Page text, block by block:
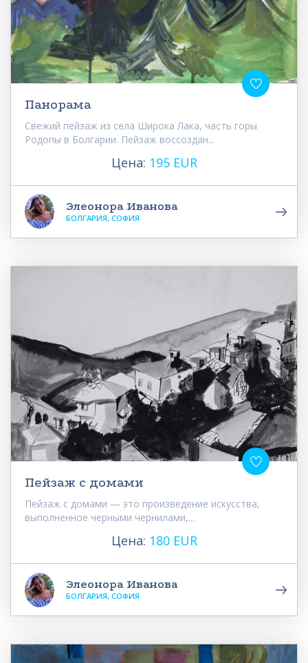
Панорама
Свежий пейзаж из села Широка Лака, часть горы
Родопы в Болгарии. Пейзаж воссоздан...
Цена: 195 EUR
Элеонора Иванова
БОЛГАРИЯ, СОФИЯ
Пейзаж с домами
Пейзаж с домами — это произведение искусства,
выполненное черными чернилами,...
Цена: 180 EUR
Элеонора Иванова
БОЛГАРИЯ, СОФИЯ